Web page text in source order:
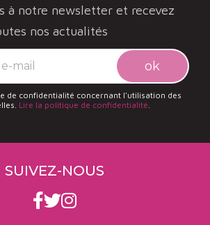
à notre newsletter et recevez
nos actualités
de confidentialité concernant l'utilisation des
Lire la politique de confidentialité.
SUIVEZ-NOUS